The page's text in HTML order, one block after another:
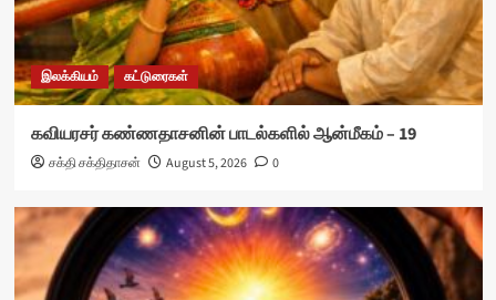
இலக்கியம் கட்டுரைகள்
கவியரசர் கண்ணதாசனின் பாடல்களில் ஆன்மீகம் – 19
சக்தி சக்திதாசன் August 5, 2026 0